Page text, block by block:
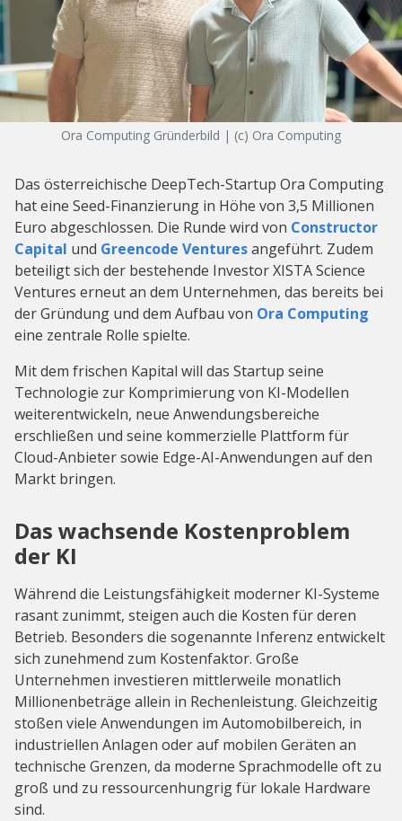
Ora Computing Gründerbild | (c) Ora Computing
Das österreichische DeepTech-Startup Ora Computing
hat eine Seed-Finanzierung in Höhe von 3,5 Millionen
Euro abgeschlossen. Die Runde wird von Constructor
Capital und Greencode Venturesangeführt. Zudem
beteiligt sich der bestehende Investor XISTA Science
Ventures erneut an dem Unternehmen, das bereits bei
der Gründung und dem Aufbau von Ora Computing
eine zentrale Rolle spielte.
Mit dem frischen Kapital will das Startup seine
Technologie zur Komprimierung von KI-Modellen
weiterentwickeln, neue Anwendungsbereiche
erschließen und seine kommerzielle Plattform für
Cloud-Anbieter sowie Edge-AI-Anwendungen auf den
Markt bringen.
Das wachsende Kostenproblem
der KI
Während die Leistungsfähigkeit moderner KI-Systeme
rasant zunimmt, steigen auch die Kosten für deren
Betrieb. Besonders die sogenannte Inferenz entwickelt
sich zunehmend zum Kostenfaktor. Große
Unternehmen investieren mittlerweile monatlich
Millionenbeträge allein in Rechenleistung. Gleichzeitig
stoßen viele Anwendungen im Automobilbereich, in
industriellen Anlagen oder auf mobilen Geräten an
technische Grenzen, da moderne Sprachmodelle oft zu
groß und zu ressourcenhungrig für lokale Hardware
sind.